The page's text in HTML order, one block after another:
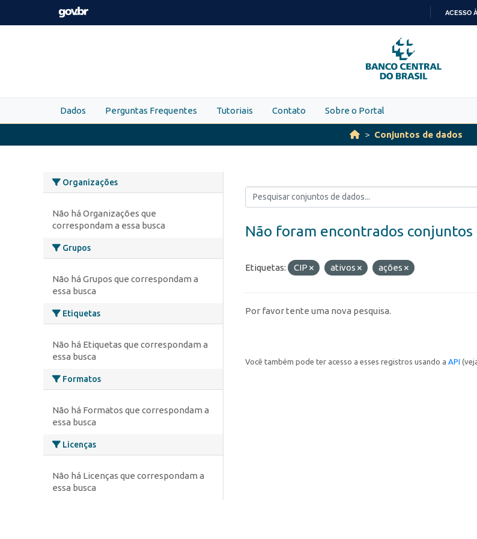
Skip to main content
PARA
O
CONTEÚDO
ACESSO
Dados Perguntas Frequentes Tutoriais Contato Sobre o Portal
Conjuntos de dados
Organizações
Não há Organizações que
correspondam a essa busca
Grupos
Não há Grupos que correspondam a
essa busca
Etiquetas
Não há Etiquetas que correspondam a
essa busca
Formatos
Não há Formatos que correspondam a
essa busca
Licenças
Não há Licenças que correspondam a
essa busca
Não foram encontrados conjuntos
Etiquetas: CIP ativos ações
Por favor tente uma nova pesquisa.
Você também pode ter acesso a esses registros usando a API